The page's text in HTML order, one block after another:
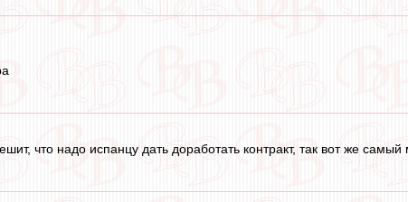
что надо испанцу дать доработать контракт, так вот же